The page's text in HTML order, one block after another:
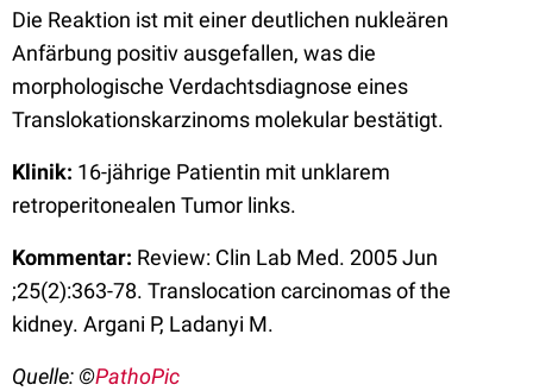
Die Reaktion ist mit einer deutlichen nukleären
Anfärbung positiv ausgefallen, was die
morphologische Verdachtsdiagnose eines
Translokationskarzinoms molekular bestätigt.
Klinik: 16-jährige Patientin mit unklarem
retroperitonealen Tumor links.
Kommentar: Review: Clin Lab Med. 2005 Jun
;25(2):363-78. Translocation carcinomas of the
kidney. Argani P, Ladanyi M.
Quelle: ©PathoPic